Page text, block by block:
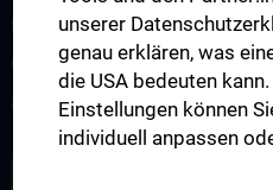
Research focus & working groups
Cooperations & Research
Award ceremonies and awards
unserer
genau erklären, was
die USA bedeuten
Einstellungen können
individuell anpassen